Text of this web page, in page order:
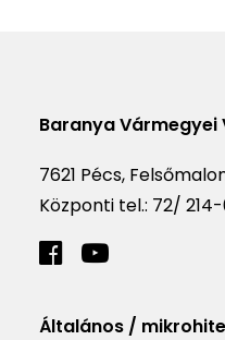
Baranya
7621 Pécs,
Központi tel.: 72/
Általános /